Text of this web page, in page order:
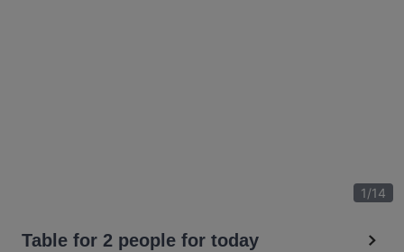
1/14
Table for 2 people for today